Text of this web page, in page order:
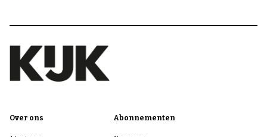
Over ons Abonnementen